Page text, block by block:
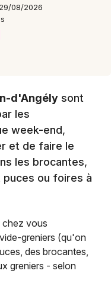
08/2026
d'Angély sont
les
week-end,
et de faire le
les brocantes,
ou foires à
chez vous
greniers (qu'on
des brocantes,
greniers - selon